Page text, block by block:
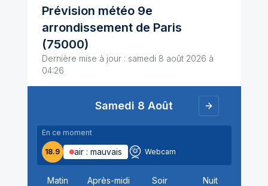
Prévision météo 9e
arrondissement de Paris
(75000)
Dernière mise à jour : samedi 8 août 2026 à
04:26
Samedi 8 Août
samedi 8 août
En ce moment
18.9 air : mauvais Webcam
Matin Après-midi Soir Nuit